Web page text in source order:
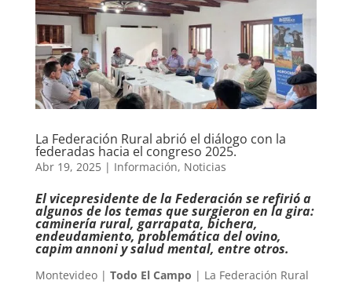
La Federación Rural abrió el diálogo con la
federadas hacia el congreso 2025.
Abr 19, 2025| Información, Noticias
El vicepresidente de la Federación se refirió a
algunos de los temas que surgieron en la gira:
caminería rural, garrapata, bichera,
endeudamiento, problemática del ovino,
capim annoni y salud mental, entre otros.
Montevideo | Todo El Campo | La Federación Rural